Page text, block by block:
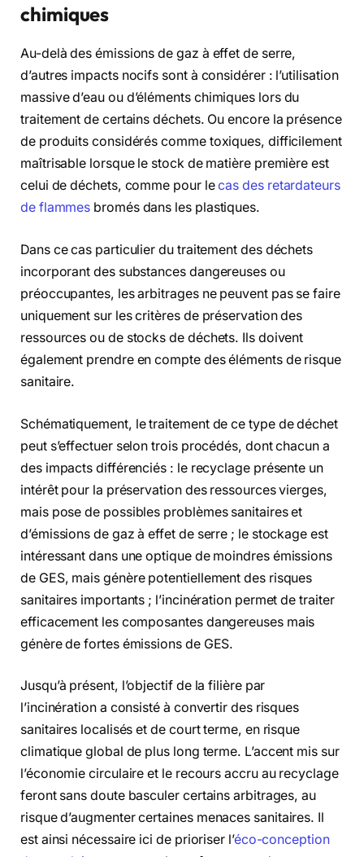
chimiques
Au-delà des émissions de gaz à effet de serre,
d’autres impacts nocifs sont à considérer : l’utilisation
massive d’eau ou d’éléments chimiques lors du
traitement de certains déchets. Ou encore la présence
de produits considérés comme toxiques, difficilement
maîtrisable lorsque le stock de matière première est
celui de déchets, comme pour lecas des retardateurs
de flammes bromés dans les plastiques.
Dans ce cas particulier du traitement des déchets
incorporant des substances dangereuses ou
préoccupantes, les arbitrages ne peuvent pas se faire
uniquement sur les critères de préservation des
ressources ou de stocks de déchets. Ils doivent
également prendre en compte des éléments de risque
sanitaire.
Schématiquement, le traitement de ce type de déchet
peut s’effectuer selon trois procédés, dont chacun a
des impacts différenciés : le recyclage présente un
intérêt pour la préservation des ressources vierges,
mais pose de possibles problèmes sanitaires et
d’émissions de gaz à effet de serre ; le stockage est
intéressant dans une optique de moindres émissions
de GES, mais génère potentiellement des risques
sanitaires importants ; l’incinération permet de traiter
efficacement les composantes dangereuses mais
génère de fortes émissions de GES.
Jusqu’à présent, l’objectif de la filière par
l’incinération a consisté à convertir des risques
sanitaires localisés et de court terme, en risque
climatique global de plus long terme. L’accent mis sur
l’économie circulaire et le recours accru au recyclage
feront sans doute basculer certains arbitrages, au
risque d’augmenter certaines menaces sanitaires. Il
est ainsi nécessaire ici de prioriser l’éco-conception